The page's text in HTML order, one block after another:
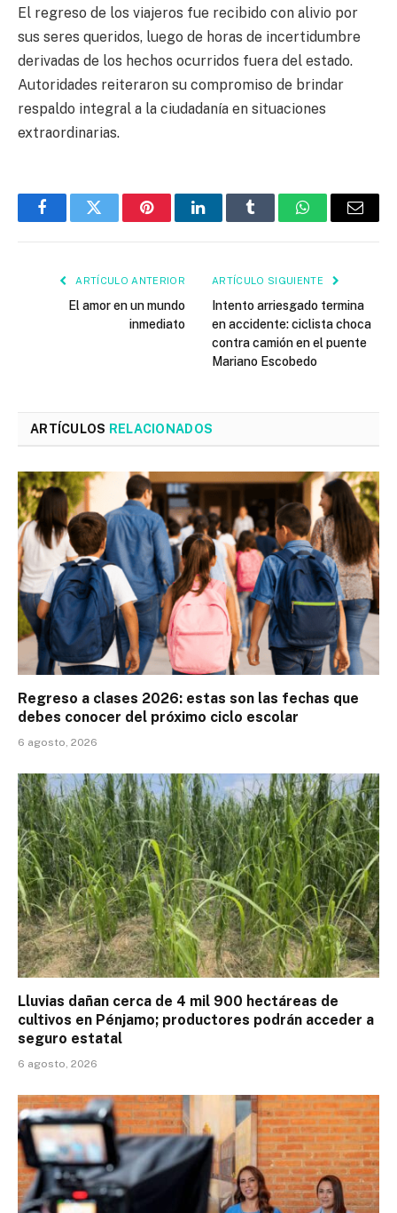
El regreso de los viajeros fue recibido con alivio por
sus seres queridos, luego de horas de incertidumbre
derivadas de los hechos ocurridos fuera del estado.
Autoridades reiteraron su compromiso de brindar
respaldo integral a la ciudadanía en situaciones
extraordinarias.
FacebookTwitter PinterestLinkedInTumblr WhatsAppEmail
ARTÍCULO ANTERIOR
El amor en un mundo
inmediato
ARTÍCULO SIGUIENTE
Intento arriesgado termina
en accidente: ciclista choca
contra camión en el puente
Mariano Escobedo
ARTÍCULOS RELACIONADOS
Regreso a clases 2026: estas son las fechas que
debes conocer del próximo ciclo escolar
6 agosto, 2026
Lluvias dañan cerca de 4 mil 900 hectáreas de
cultivos en Pénjamo; productores podrán acceder a
seguro estatal
6 agosto, 2026